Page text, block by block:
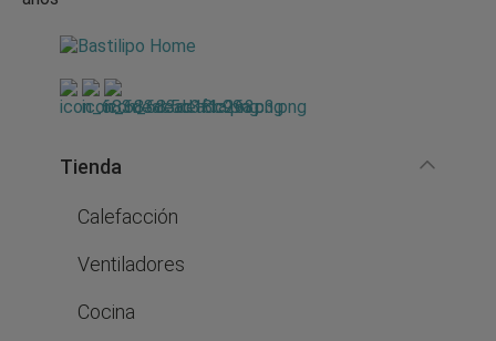
Tienda
Calefacción
Ventiladores
Cocina